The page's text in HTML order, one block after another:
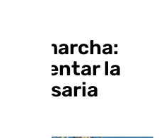
en marcha:
presentar la
necesaria